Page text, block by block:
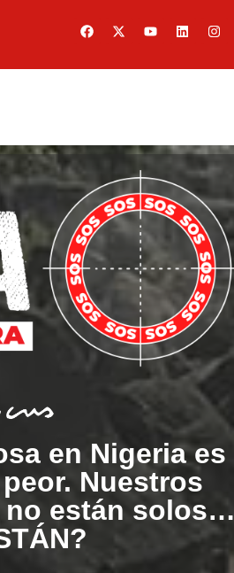
en Nigeria es
Nuestros
no están solos…